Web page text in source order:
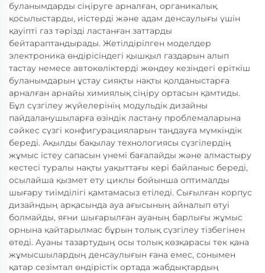
буланымдарды сіңіруге арналған, органикалық
қосылыстарды, иістерді және адам денсаулығы үшін
қауіпті газ тәрізді ластанған заттарды
бейтараптандырады. Жетілдірілген моделдер
электроника өндірісіндегі қышқыл газдарын алып
тастау немесе автокөліктерді жөндеу кезіндегі еріткіш
буланымдарын ұстау сияқты нақты қолданыстарға
арналған арнайы химиялық сіңіру ортасын қамтиды.
Бұл сүзгілеу жүйелерінің модульдік дизайны
пайдаланушыларға өзіндік ластану проблемаларына
сәйкес сүзгі конфигурацияларын таңдауға мүмкіндік
береді. Ақылды бақылау технологиясы сүзгілердің
жұмыс істеу сапасын үнемі бағалайды және алмастыру
кестесі туралы нақты уақыттағы кері байланыс береді,
осылайша қызмет ету циклы бойынша оптималды
шығару тиімділігі қамтамасыз етіледі. Сығылған корпус
дизайндың арқасында ауа ағысының айналып өтуі
болмайды, яғни шығарылған ауаның барлығы жұмыс
орнына қайтарылмас бұрын толық сүзгілеу тізбегінен
өтеді. Ауаны тазартудың осы толық көзқарасы тек қана
жұмысшылардың денсаулығын ғана емес, сонымен
қатар сезімтал өндірістік ортада жабдықтардың